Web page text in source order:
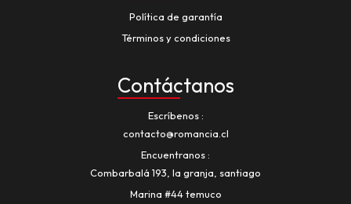
Política de garantía
Términos y condiciones
Contáctanos
Escríbenos
contacto@romancia.cl
Encuentranos
Combarbalá 193, la granja, santiago
Marina #44 temuco